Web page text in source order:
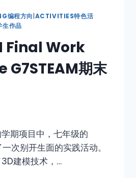
编程方向 ACTIVITIES特色活
作品
Final Work
G7STEAM期末
期项目中，七年级的
次别开生面的实践活动。
建模技术，…